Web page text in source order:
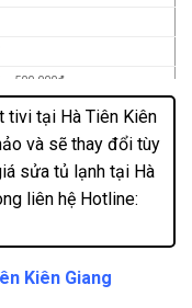
– 500.000đ
– 1.000.000đ
– 800.000đ
– 800.000đ
– 1.500.000đ
– 3.000.000đ
tivi tại Hà Tiên Kiên
và sẽ thay đổi tùy
sửa tủ lạnh tại Hà
liên hệ Hotline:
Kiên Giang